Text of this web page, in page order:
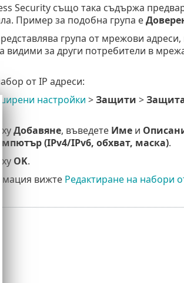
Security също така съдържа
Пример за подобна група е
група от мрежови
видими за други потребители в
от IP адреси:
настройки >Защити >
Добавяне, въведете Имеи
(IPv4/IPv6, обхват, маска).
OK.
вижте Редактиране на набори